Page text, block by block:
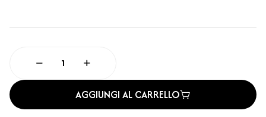
AGGIUNGI AL CARRELLO